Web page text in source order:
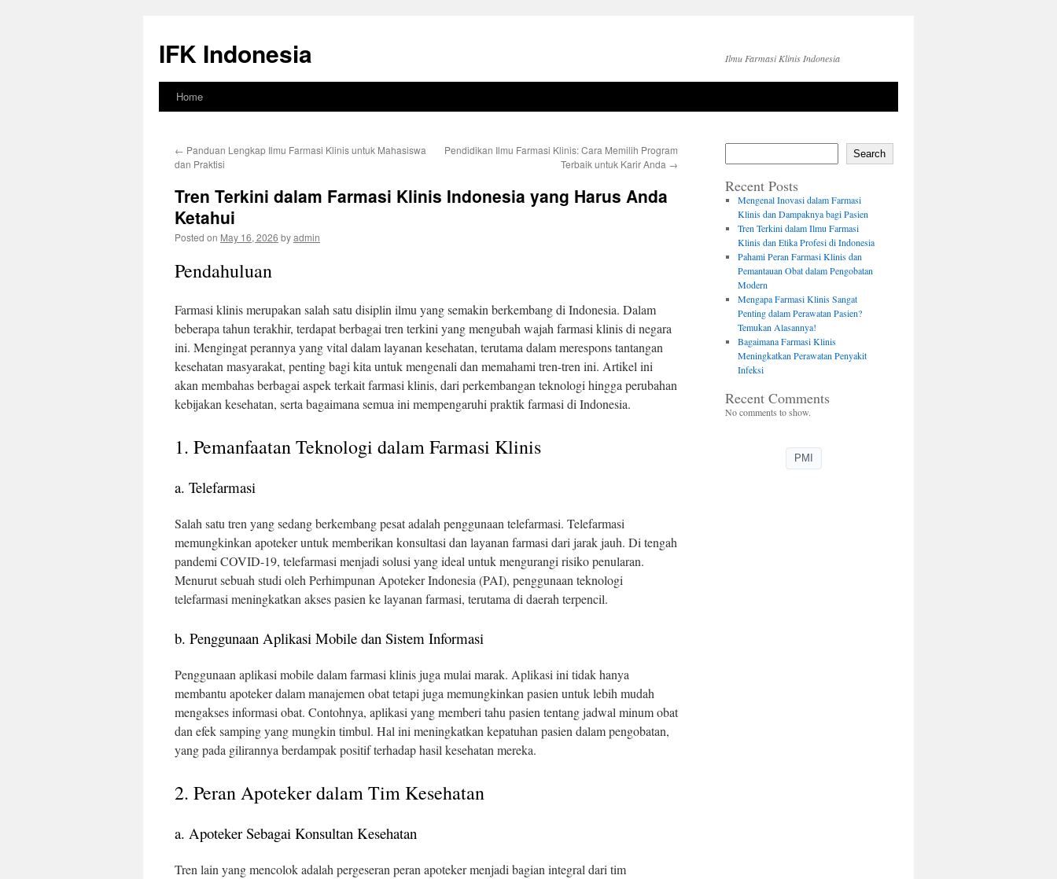
content
IFK Indonesia Ilmu Farmasi Klinis Indonesia
Home
← Panduan Lengkap Ilmu Farmasi Klinis untuk Mahasiswa
dan Praktisi
Pendidikan Ilmu Farmasi Klinis: Cara Memilih Program
Terbaik untuk Karir Anda →
Tren Terkini dalam Farmasi Klinis Indonesia yang Harus Anda
Ketahui
Posted on May 16, 2026 byadmin
Pendahuluan
Farmasi klinis merupakan salah satu disiplin ilmu yang semakin berkembang di Indonesia. Dalam
beberapa tahun terakhir, terdapat berbagai tren terkini yang mengubah wajah farmasi klinis di negara
ini. Mengingat perannya yang vital dalam layanan kesehatan, terutama dalam merespons tantangan
kesehatan masyarakat, penting bagi kita untuk mengenali dan memahami tren-tren ini. Artikel ini
akan membahas berbagai aspek terkait farmasi klinis, dari perkembangan teknologi hingga perubahan
kebijakan kesehatan, serta bagaimana semua ini mempengaruhi praktik farmasi di Indonesia.
1. Pemanfaatan Teknologi dalam Farmasi Klinis
a. Telefarmasi
Salah satu tren yang sedang berkembang pesat adalah penggunaan telefarmasi. Telefarmasi
memungkinkan apoteker untuk memberikan konsultasi dan layanan farmasi dari jarak jauh. Di tengah
pandemi COVID-19, telefarmasi menjadi solusi yang ideal untuk mengurangi risiko penularan.
Menurut sebuah studi oleh Perhimpunan Apoteker Indonesia (PAI), penggunaan teknologi
telefarmasi meningkatkan akses pasien ke layanan farmasi, terutama di daerah terpencil.
b. Penggunaan Aplikasi Mobile dan Sistem Informasi
Penggunaan aplikasi mobile dalam farmasi klinis juga mulai marak. Aplikasi ini tidak hanya
membantu apoteker dalam manajemen obat tetapi juga memungkinkan pasien untuk lebih mudah
mengakses informasi obat. Contohnya, aplikasi yang memberi tahu pasien tentang jadwal minum obat
dan efek samping yang mungkin timbul. Hal ini meningkatkan kepatuhan pasien dalam pengobatan,
yang pada gilirannya berdampak positif terhadap hasil kesehatan mereka.
2. Peran Apoteker dalam Tim Kesehatan
a. Apoteker Sebagai Konsultan Kesehatan
Tren lain yang mencolok adalah pergeseran peran apoteker menjadi bagian integral dari tim
Search
Recent Posts
Mengenal Inovasi dalam Farmasi
Klinis dan Dampaknya bagi Pasien
Tren Terkini dalam Ilmu Farmasi
Klinis dan Etika Profesi di Indonesia
Pahami Peran Farmasi Klinis dan
Pemantauan Obat dalam Pengobatan
Modern
Mengapa Farmasi Klinis Sangat
Penting dalam Perawatan Pasien?
Temukan Alasannya!
Bagaimana Farmasi Klinis
Meningkatkan Perawatan Penyakit
Infeksi
Recent Comments
No comments to show.
PMI